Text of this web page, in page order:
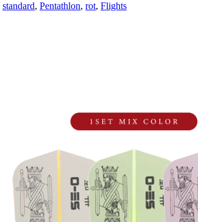
standard, Pentathlon, rot, Flights